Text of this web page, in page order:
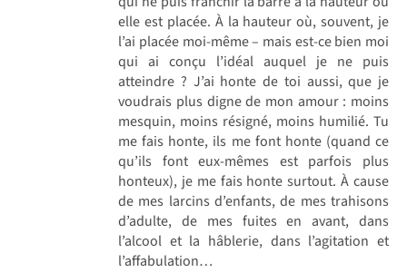
elle est placée. À la hauteur où, souvent, je
l’ai placée moi-même – mais est-ce bien moi
qui ai conçu l’idéal auquel je ne puis
atteindre ? J’ai honte de toi aussi, que je
voudrais plus digne de mon amour : moins
mesquin, moins résigné, moins humilié. Tu
me fais honte, ils me font honte (quand ce
qu’ils font eux-mêmes est parfois plus
honteux), je me fais honte surtout. À cause
de mes larcins d’enfants, de mes trahisons
d’adulte, de mes fuites en avant, dans
l’alcool et la hâblerie, dans l’agitation et
l’affabulation…